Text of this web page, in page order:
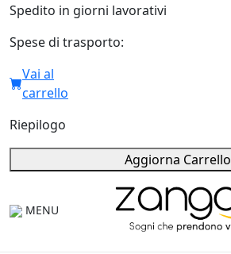
Spedito in giorni lavorativi
Spese di trasporto:
Vai al
carrello
Riepilogo
Aggiorna Carrello
MENU